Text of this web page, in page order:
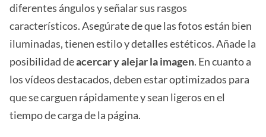
diferentes ángulos y señalar sus rasgos
característicos. Asegúrate de que las fotos están bien
iluminadas, tienen estilo y detalles estéticos. Añade la
posibilidad deacercar y alejar la imagen. En cuanto a
los vídeos destacados, deben estar optimizados para
que se carguen rápidamente y sean ligeros en el
tiempo de carga de la página.